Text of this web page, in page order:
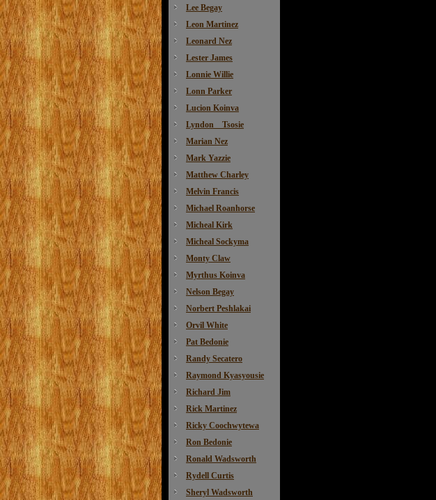
Lee Begay
Leon Martinez
Leonard Nez
Lester James
Lonnie Willie
Lonn Parker
Lucion Koinva
Lyndon Tsosie
Marian Nez
Mark Yazzie
Matthew Charley
Melvin Francis
Michael Roanhorse
Micheal Kirk
Micheal Sockyma
Monty Claw
Myrthus Koinva
Nelson Begay
Norbert Peshlakai
Orvil White
Pat Bedonie
Randy Secatero
Raymond Kyasyousie
Richard Jim
Rick Martinez
Ricky Coochwytewa
Ron Bedonie
Ronald Wadsworth
Rydell Curtis
Sheryl Wadsworth